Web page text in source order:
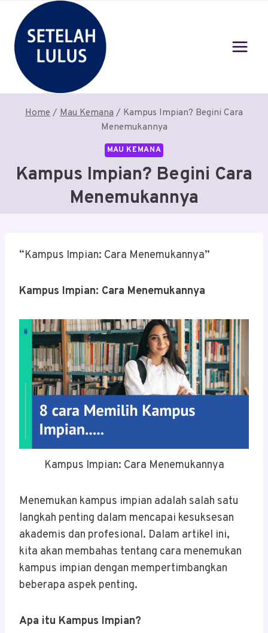
content
Home / Mau Kemana / Kampus Impian? Begini Cara
Menemukannya
MAU KEMANA
Kampus Impian? Begini Cara
Menemukannya
“Kampus Impian: Cara Menemukannya”
Kampus Impian: Cara Menemukannya
Kampus Impian: Cara Menemukannya
Menemukan kampus impian adalah salah satu
langkah penting dalam mencapai kesuksesan
akademis dan profesional. Dalam artikel ini,
kita akan membahas tentang cara menemukan
kampus impian dengan mempertimbangkan
beberapa aspek penting.
Apa itu Kampus Impian?